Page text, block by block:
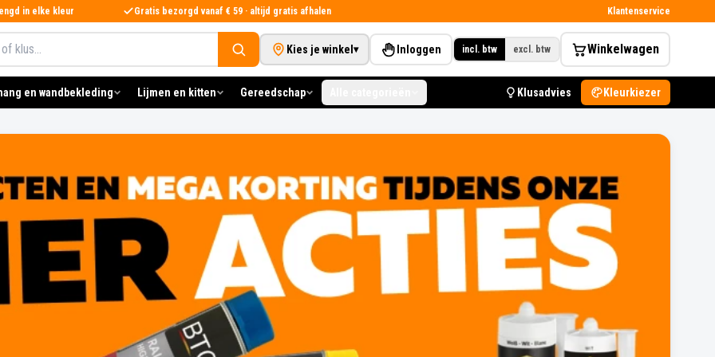
in elke kleur Gratis bezorgd vanaf € 59 · altijd gratis afhalen Klantenservice
Kies je winkel ▾ Inloggen incl. btw excl. btw Winkelwagen
en wandbekleding Lijmen en kitten Gereedschap Klusadvies Kleurkiezer